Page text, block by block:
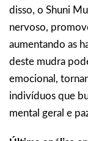
disso, o Shuni
nervoso,
aumentando as
deste mudra
emocional,
indivíduos que
mental geral e